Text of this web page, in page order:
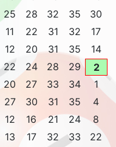
25 28 32 35
30
11 22 31 32
17
12 20 31 35
14
22 24 28 29
2
20 27 33 34
1
27 30 31 35
4
12 16 21 24
8
13 17 32 33
22